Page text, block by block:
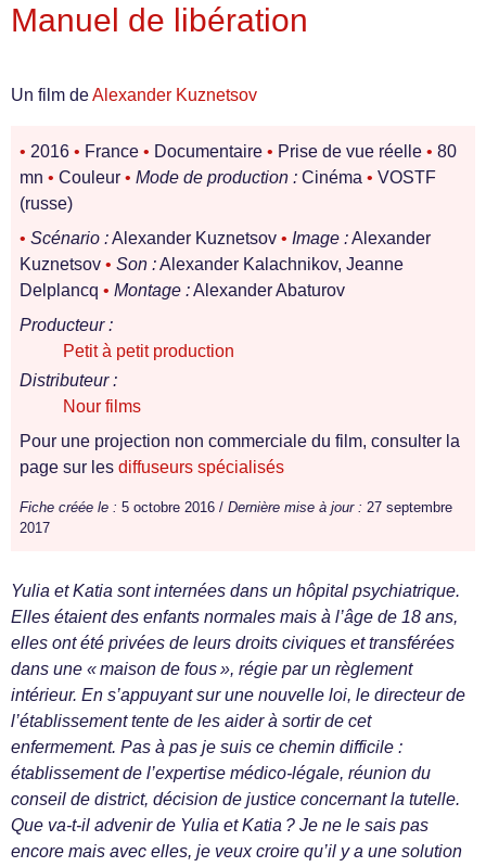
Manuel de libération
Un film deAlexander Kuznetsov
• 2016 • France • Documentaire • Prise de vue réelle • 80
mn • Couleur • Mode de production : Cinéma • VOSTF
(russe)
• Scénario :Alexander Kuznetsov • Image :Alexander
Kuznetsov • Son :Alexander Kalachnikov, Jeanne
Delplancq • Montage :Alexander Abaturov
Producteur :
Petit à petit production
Distributeur :
Nour films
Pour une projection non commerciale du film, consulter la
page sur les diffuseurs spécialisés
Fiche créée le : 5 octobre 2016 / Dernière mise à jour : 27 septembre
2017
Yulia et Katia sont internées dans un hôpital psychiatrique.
Elles étaient des enfants normales mais à l’âge de 18 ans,
elles ont été privées de leurs droits civiques et transférées
dans une « maison de fous », régie par un règlement
intérieur. En s’appuyant sur une nouvelle loi, le directeur de
l’établissement tente de les aider à sortir de cet
enfermement. Pas à pas je suis ce chemin difficile :
établissement de l’expertise médico-légale, réunion du
conseil de district, décision de justice concernant la tutelle.
Que va-t-il advenir de Yulia et Katia ? Je ne le sais pas
encore mais avec elles, je veux croire qu’il y a une solution